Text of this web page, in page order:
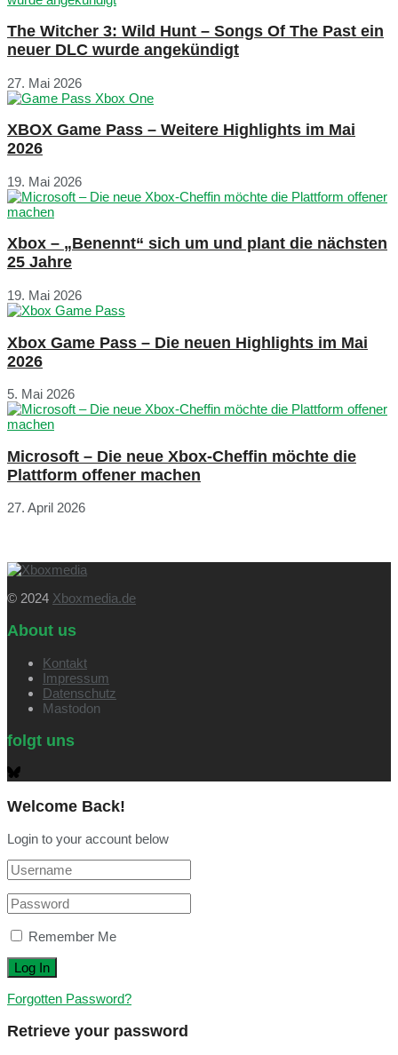
The Witcher 3: Wild Hunt – Songs Of The Past ein
neuer DLC wurde angekündigt
27. Mai 2026
XBOX Game Pass – Weitere Highlights im Mai
2026
19. Mai 2026
Xbox – „Benennt“ sich um und plant die nächsten
25 Jahre
19. Mai 2026
Xbox Game Pass – Die neuen Highlights im Mai
2026
5. Mai 2026
Microsoft – Die neue Xbox-Cheffin möchte die
Plattform offener machen
27. April 2026
© 2024 Xboxmedia.de
About us
Kontakt
Impressum
Datenschutz
Mastodon
folgt uns
Welcome Back!
Login to your account below
Remember Me
Forgotten Password?
Retrieve your password